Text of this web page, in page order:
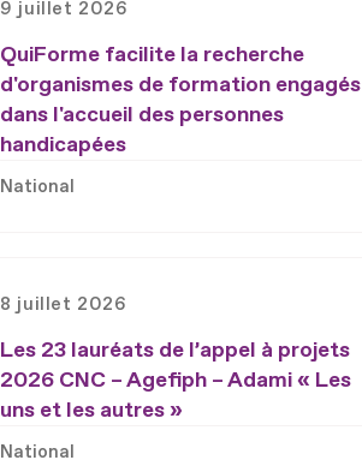
9 juillet 2026
QuiForme facilite la recherche
d'organismes de formation engagés
dans l'accueil des personnes
handicapées
National
8 juillet 2026
Les 23 lauréats de l’appel à projets
2026 CNC – Agefiph – Adami « Les
uns et les autres »
National